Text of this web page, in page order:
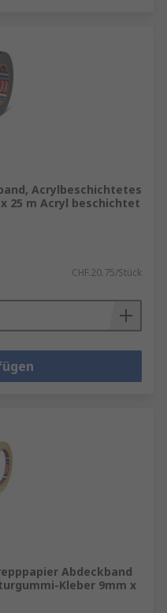
Acrylbeschichtetes
25 m Acryl beschichtet
CHF.20.75/Stück
Abdeckband
Kleber 9mm x